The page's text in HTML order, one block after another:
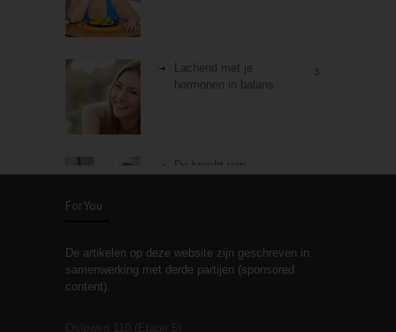
Lachend met je
hormonen in balans
3
De kracht van
Stiefouderschap en
relaties
ForYou
De artikelen op deze website zijn geschreven in
samenwerking met derde partijen (sponsored
content).